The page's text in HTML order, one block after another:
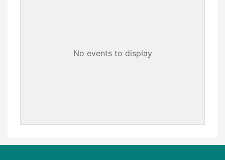
No events to display